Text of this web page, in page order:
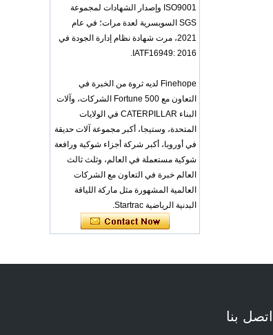
OEM ODM
polyurethane material
unique helmets design
PU Foam Head Guard
- COPY - gdfoa2
Changing Basket
Thick & Waterproof
Bamboo Pad Vegan
Leather Baby
Changing Mat Baby
Changing Pad - COPY
- b1s6qg
Custom Black Forged
Carbon Fiber Steering
Wheel Racing Sport
Steering Wheel
350mm 14inch Flat
Bottom Steering
Wheel - COPY - lrc4c6
ISO9001 وإصدار الشهادات لمجموعة
SGS السويسرية لعدة مرات؛ في عام
2021، مرت شهادة نظام إدارة الجودة في
IATF16949: 2016.
Finehope لديه ثروة من الخبرة في
التعاون مع Fortune 500 الشركات، وآلات
البناء CATERPILLAR في الولايات
المتحدة، وستيجا، أكبر مجموعة آلات حديقة
في أوروبا، أكبر شركة أجزاء شوكية ورافعة
شوكية مستعملة في العالم، وثلث ثالث
العالم خبرة في التعاون مع الشركات
العالمية المشهورة مثل ماركة اللياقة
البدنية الرياضية Startrac.
اتصل بنا